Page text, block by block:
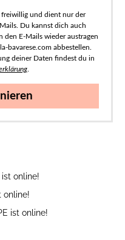
freiwillig und dient nur der
Du kannst dich auch
den E-Mails wieder austragen
bavarese.com abbestellen.
deiner Daten findest du in
.
online!
online!
ist online!